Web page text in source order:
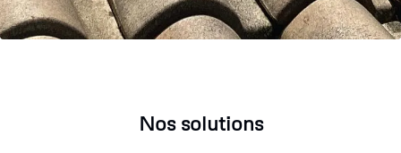
Nos solutions